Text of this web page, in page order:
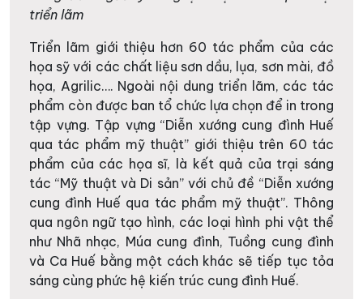
triển lãm
Triển lãm giới thiệu hơn 60 tác phẩm của các
họa sỹ với các chất liệu sơn dầu, lụa, sơn mài, đồ
họa, Agrilic…. Ngoài nội dung triển lãm, các tác
phẩm còn được ban tổ chức lựa chọn để in trong
tập vựng. Tập vựng “Diễn xướng cung đình Huế
qua tác phẩm mỹ thuật” giới thiệu trên 60 tác
phẩm của các họa sĩ, là kết quả của trại sáng
tác “Mỹ thuật và Di sản” với chủ đề “Diễn xướng
cung đình Huế qua tác phẩm mỹ thuật”. Thông
qua ngôn ngữ tạo hình, các loại hình phi vật thể
như Nhã nhạc, Múa cung đình, Tuồng cung đình
và Ca Huế bằng một cách khác sẽ tiếp tục tỏa
sáng cùng phức hệ kiến trúc cung đình Huế.